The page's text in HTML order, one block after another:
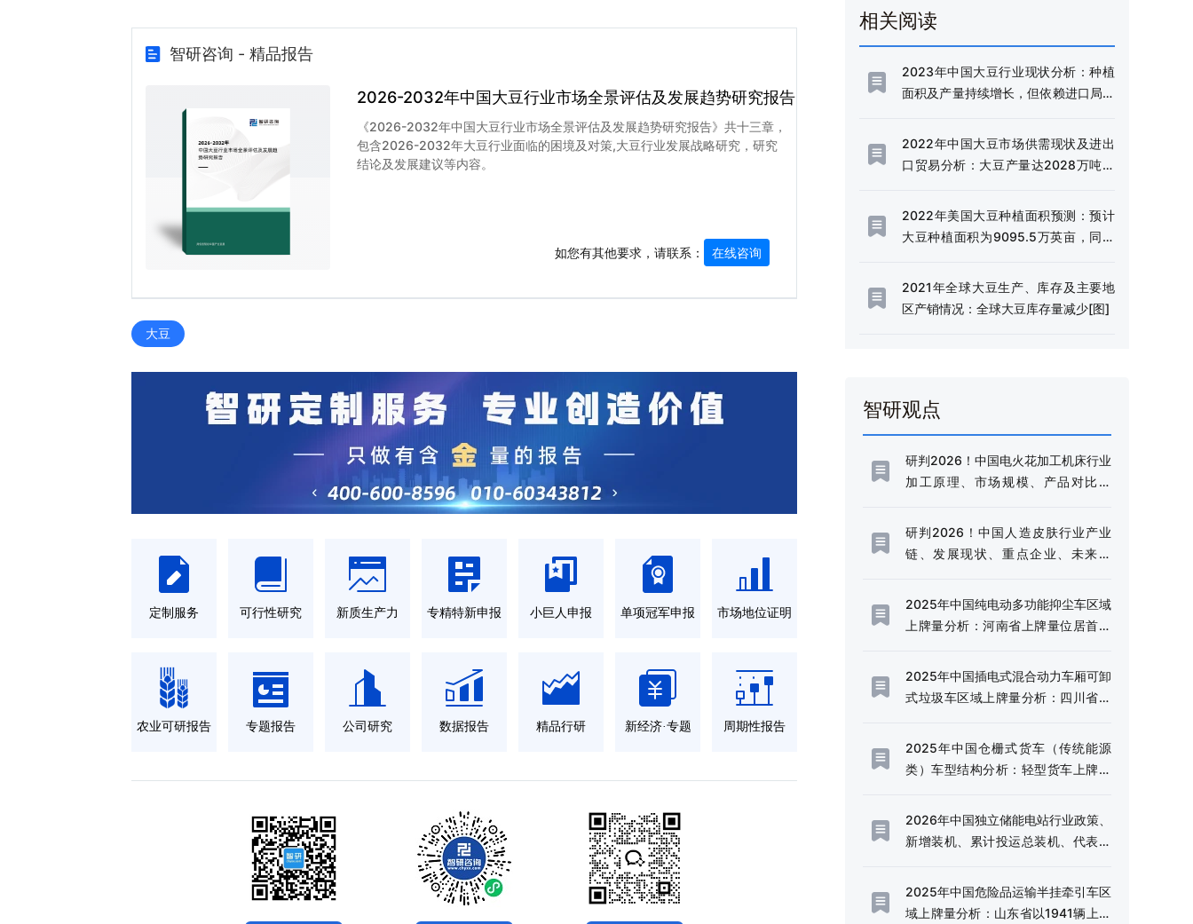
智研咨询 - 精品报告
2026-2032年中国大豆行业市场全景评估及发展趋势研究报告
《2026-2032年中国大豆行业市场全景评估及发展趋势研究报告》共十三章，
包含2026-2032年大豆行业面临的困境及对策,大豆行业发展战略研究，研究
结论及发展建议等内容。
如您有其他要求，请联系： 在线咨询
大豆
定制服务 可行性研究 新质生产力 专精特新申报 小巨人申报 单项冠军申报 市场地位证明
农业可研报告 专题报告 公司研究 数据报告 精品行研 新经济·专题 周期性报告
相关阅读
2023年中国大豆行业现状分析：种植
面积及产量持续增长，但依赖进口局面
2022年中国大豆市场供需现状及进出
口贸易分析：大豆产量达2028万吨，
2022年美国大豆种植面积预测：预计
大豆种植面积为9095.5万英亩，同比
2021年全球大豆生产、库存及主要地
区产销情况：全球大豆库存量减少[图]
智研观点
研判2026！中国电火花加工机床行业
加工原理、市场规模、产品对比分
高端化转型加速推进[图]
研判2026！中国人造皮肤行业产业
链、发展现状、重点企业、未来趋
模持续扩容[图]
2025年中国纯电动多功能抑尘车区域
上牌量分析：河南省上牌量位居首位
2025年中国插电式混合动力车厢可卸
式垃圾车区域上牌量分析：四川省上
2025年中国仓栅式货车（传统能源
类）车型结构分析：轻型货车上牌量
2026年中国独立储能电站行业政策、
新增装机、累计投运总装机、代表企
储能电站迎来规模化发展的战略机遇
期[图]
2025年中国危险品运输半挂牵引车区
域上牌量分析：山东省以1941辆上牌